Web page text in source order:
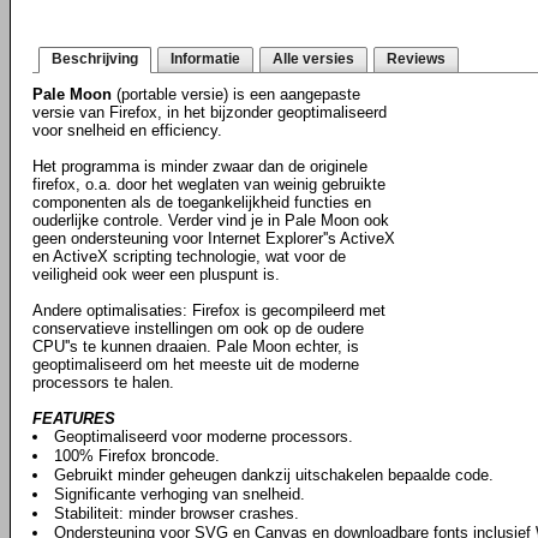
Beschrijving Informatie Alle versies Reviews
Pale Moon (portable versie) is een aangepaste
versie van Firefox, in het bijzonder geoptimaliseerd
voor snelheid en efficiency.
Het programma is minder zwaar dan de originele
firefox, o.a. door het weglaten van weinig gebruikte
componenten als de toegankelijkheid functies en
ouderlijke controle. Verder vind je in Pale Moon ook
geen ondersteuning voor Internet Explorer''s ActiveX
en ActiveX scripting technologie, wat voor de
veiligheid ook weer een pluspunt is.
Andere optimalisaties: Firefox is gecompileerd met
conservatieve instellingen om ook op de oudere
CPU''s te kunnen draaien. Pale Moon echter, is
geoptimaliseerd om het meeste uit de moderne
processors te halen.
FEATURES
Geoptimaliseerd voor moderne processors.
100% Firefox broncode.
Gebruikt minder geheugen dankzij uitschakelen bepaalde code.
Significante verhoging van snelheid.
Stabiliteit: minder browser crashes.
Ondersteuning voor SVG en Canvas en downloadbare fonts inclusief